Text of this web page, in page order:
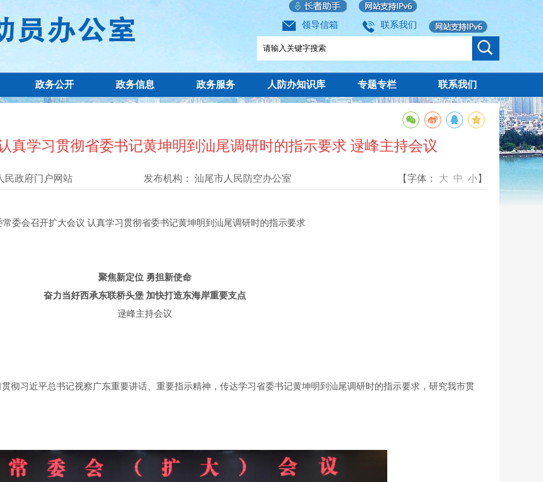
领导信箱 联系我们
政务公开 政务信息 政务服务 人防办知识库 专题专栏 联系我们
真学习贯彻省委书记黄坤明到汕尾调研时的指示要求 逯峰主持会议
民政府门户网站 发布机构： 汕尾市人民防空办公室 【字体： 大 中 小】
会召开扩大会议 认真学习贯彻省委书记黄坤明到汕尾调研时的指示要求
聚焦新定位 勇担新使命
奋力当好西承东联桥头堡 加快打造东海岸重要支点
逯峰主持会议
习近平总书记视察广东重要讲话、重要指示精神，传达学习省委书记黄坤明到汕尾调研时的指示要求，研究我市贯